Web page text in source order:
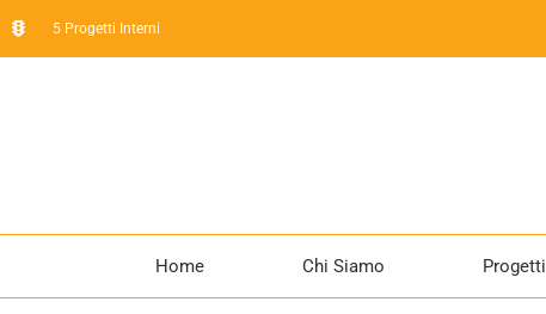
5 Progetti Interni
Home Chi Siamo Progetti